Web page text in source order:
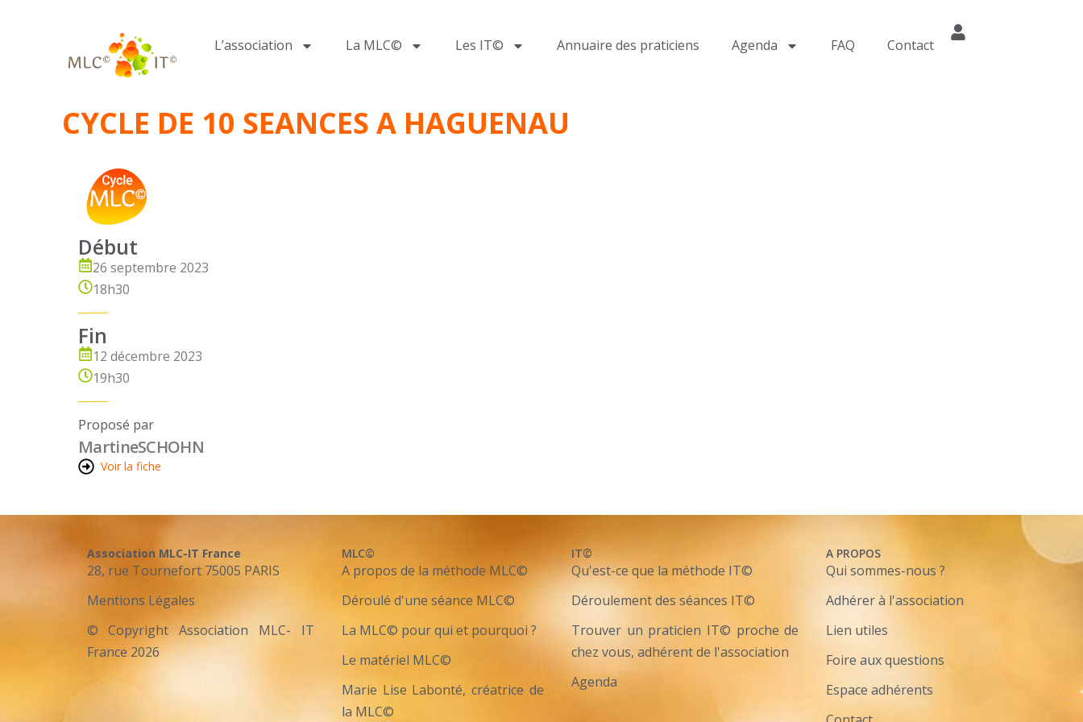
L’association La MLC© Les IT© Annuaire des praticiens Agenda FAQ Contact
CYCLE DE 10 SEANCES A HAGUENAU
Début
26 septembre 2023
18h30
Fin
12 décembre 2023
19h30
Proposé par
MartineSCHOHN
Voir la fiche
Association MLC-IT France
28, rue Tournefort 75005 PARIS
Mentions Légales
© Copyright Association MLC- IT
France 2026
MLC©
A propos de la méthode MLC©
Déroulé d'une séance MLC©
La MLC© pour qui et pourquoi ?
Le matériel MLC©
Marie Lise Labonté, créatrice de
la MLC©
IT©
Qu'est-ce que la méthode IT©
Déroulement des séances IT©
Trouver un praticien IT© proche de
chez vous, adhérent de l'association
Agenda
A PROPOS
Qui sommes-nous ?
Adhérer à l'association
Lien utiles
Foire aux questions
Espace adhérents